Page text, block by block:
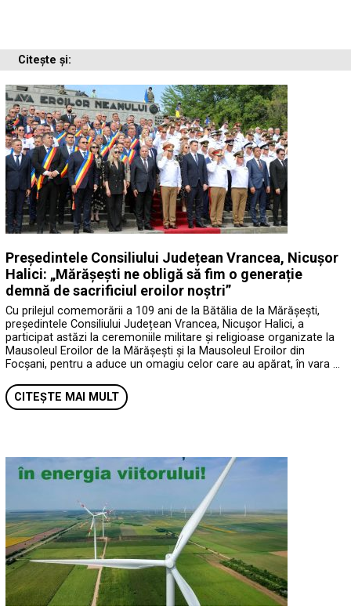
Citește și:
Președintele Consiliului Județean Vrancea, Nicușor
Halici: „Mărășești ne obligă să fim o generație
demnă de sacrificiul eroilor noștri”
Cu prilejul comemorării a 109 ani de la Bătălia de la Mărășești,
președintele Consiliului Județean Vrancea, Nicușor Halici, a
participat astăzi la ceremoniile militare și religioase organizate la
Mausoleul Eroilor de la Mărășești și la Mausoleul Eroilor din
Focșani, pentru a aduce un omagiu celor care au apărat, în vara …
CITEȘTE MAI MULT